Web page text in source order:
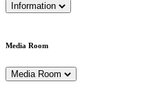
Information
Media Room
Media Room